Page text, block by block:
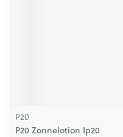
P20
P20 Zonnelotion Ip20